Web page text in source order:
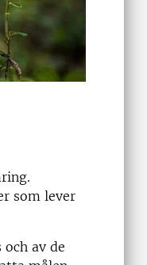
som lever
av de